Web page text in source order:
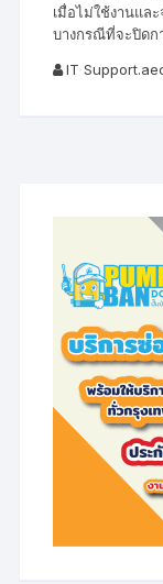
เมื่อไม่ใช้งานแล
บางกรณีที่จะปิดก
IT